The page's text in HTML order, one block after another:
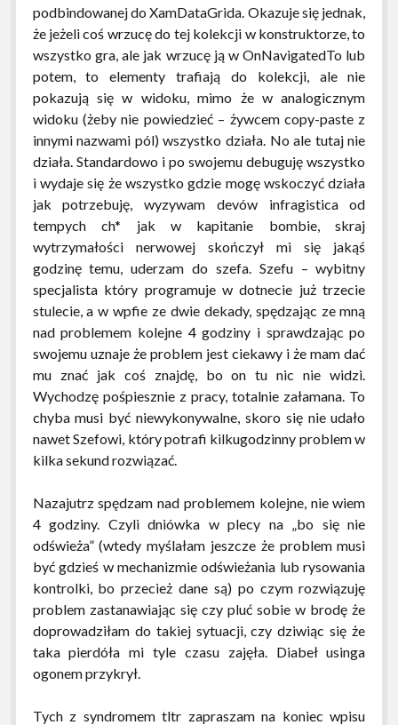
podbindowanej do XamDataGrida. Okazuje się jednak,
że jeżeli coś wrzucę do tej kolekcji w konstruktorze, to
wszystko gra, ale jak wrzucę ją w OnNavigatedTo lub
potem, to elementy trafiają do kolekcji, ale nie
pokazują się w widoku, mimo że w analogicznym
widoku (żeby nie powiedzieć – żywcem copy-paste z
innymi nazwami pól) wszystko działa. No ale tutaj nie
działa. Standardowo i po swojemu debuguję wszystko
i wydaje się że wszystko gdzie mogę wskoczyć działa
jak potrzebuję, wyzywam devów infragistica od
tempych ch* jak w kapitanie bombie, skraj
wytrzymałości nerwowej skończył mi się jakąś
godzinę temu, uderzam do szefa. Szefu – wybitny
specjalista który programuje w dotnecie już trzecie
stulecie, a w wpfie ze dwie dekady, spędzając ze mną
nad problemem kolejne 4 godziny i sprawdzając po
swojemu uznaje że problem jest ciekawy i że mam dać
mu znać jak coś znajdę, bo on tu nic nie widzi.
Wychodzę pośpiesznie z pracy, totalnie załamana. To
chyba musi być niewykonywalne, skoro się nie udało
nawet Szefowi, który potrafi kilkugodzinny problem w
kilka sekund rozwiązać.
Nazajutrz spędzam nad problemem kolejne, nie wiem
4 godziny. Czyli dniówka w plecy na „bo się nie
odświeża” (wtedy myślałam jeszcze że problem musi
być gdzieś w mechanizmie odświeżania lub rysowania
kontrolki, bo przecież dane są) po czym rozwiązuję
problem zastanawiając się czy pluć sobie w brodę że
doprowadziłam do takiej sytuacji, czy dziwiąc się że
taka pierdóła mi tyle czasu zajęła. Diabeł usinga
ogonem przykrył.
Tych z syndromem tltr zapraszam na koniec wpisu